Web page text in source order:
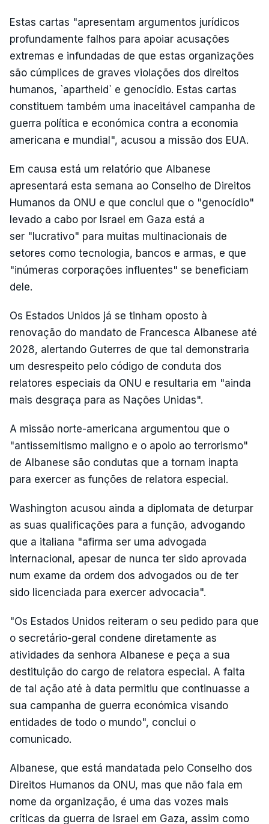
Estas cartas "apresentam argumentos jurídicos
profundamente falhos para apoiar acusações
extremas e infundadas de que estas organizações
são cúmplices de graves violações dos direitos
humanos, `apartheid` e genocídio. Estas cartas
constituem também uma inaceitável campanha de
guerra política e económica contra a economia
americana e mundial", acusou a missão dos EUA.
Em causa está um relatório que Albanese
apresentará esta semana ao Conselho de Direitos
Humanos da ONU e que conclui que o "genocídio"
levado a cabo por Israel em Gaza está a
ser "lucrativo" para muitas multinacionais de
setores como tecnologia, bancos e armas, e que
"inúmeras corporações influentes" se beneficiam
dele.
Os Estados Unidos já se tinham oposto à
renovação do mandato de Francesca Albanese até
2028, alertando Guterres de que tal demonstraria
um desrespeito pelo código de conduta dos
relatores especiais da ONU e resultaria em "ainda
mais desgraça para as Nações Unidas".
A missão norte-americana argumentou que o
"antissemitismo maligno e o apoio ao terrorismo"
de Albanese são condutas que a tornam inapta
para exercer as funções de relatora especial.
Washington acusou ainda a diplomata de deturpar
as suas qualificações para a função, advogando
que a italiana "afirma ser uma advogada
internacional, apesar de nunca ter sido aprovada
num exame da ordem dos advogados ou de ter
sido licenciada para exercer advocacia".
"Os Estados Unidos reiteram o seu pedido para que
o secretário-geral condene diretamente as
atividades da senhora Albanese e peça a sua
destituição do cargo de relatora especial. A falta
de tal ação até à data permitiu que continuasse a
sua campanha de guerra económica visando
entidades de todo o mundo", conclui o
comunicado.
Albanese, que está mandatada pelo Conselho dos
Direitos Humanos da ONU, mas que não fala em
nome da organização, é uma das vozes mais
críticas da guerra de Israel em Gaza, assim como